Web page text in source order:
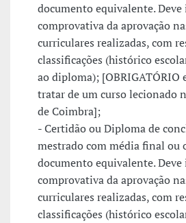
documento equivalente.
comprovativa da aprovação
curriculares realizadas, com
classificações (histórico
ao diploma); [OBRIGATÓRIO
tratar de um curso lecionado
de Coimbra];
- Certidão ou Diploma de
mestrado com média final ou
documento equivalente.
comprovativa da aprovação
curriculares realizadas, com
classificações (histórico